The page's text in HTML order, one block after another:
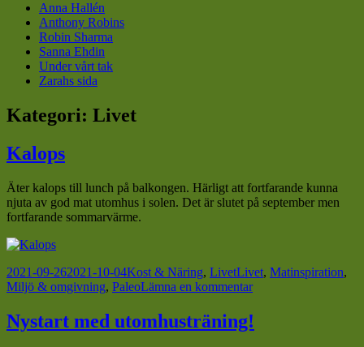
Anna Hallén
Anthony Robins
Robin Sharma
Sanna Ehdin
Under vårt tak
Zarahs sida
Kategori: Livet
Kalops
Äter kalops till lunch på balkongen. Härligt att fortfarande kunna
njuta av god mat utomhus i solen. Det är slutet på september men
fortfarande sommarvärme.
Postat
2021-09-262021-10-04Kategorier
Kost & Näring, LivetTaggar
Livet, Matinspiration,
Miljö & omgivning, PaleoLämna en kommentartill
Nystart med utomhusträning!